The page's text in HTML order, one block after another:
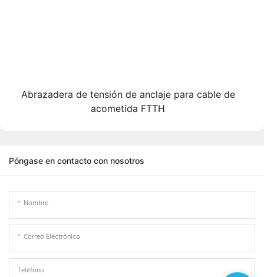
Abrazadera de tensión de anclaje para cable de
acometida FTTH
Póngase en contacto con nosotros
Nombre
Correo Electrónico
Teléfono